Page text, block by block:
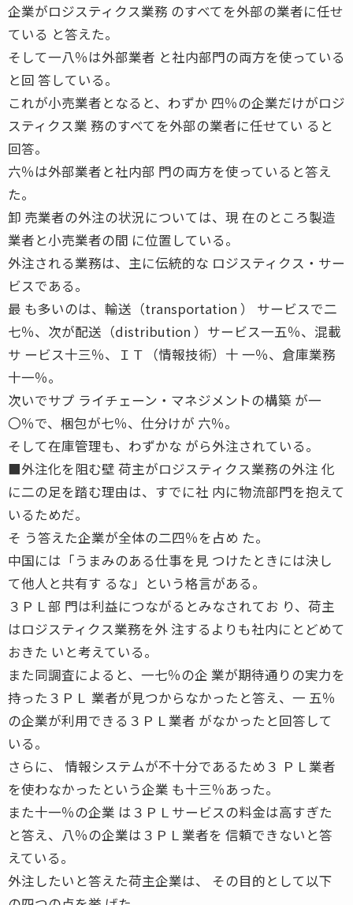
企業がロジスティクス業務 のすべてを外部の業者に任せ
ている と答えた。
そして一八％は外部業者 と社内部門の両方を使っている
と回 答している。
これが小売業者となると、わずか 四％の企業だけがロジ
スティクス業 務のすべてを外部の業者に任せてい ると
回答。
六％は外部業者と社内部 門の両方を使っていると答え
た。
卸 売業者の外注の状況については、現 在のところ製造
業者と小売業者の間 に位置している。
外注される業務は、主に伝統的な ロジスティクス・サー
ビスである。
最 も多いのは、輸送（transportation ） サービスで二
七％、次が配送（distribution ）サービス一五％、混載
サ ービス十三％、ＩＴ（情報技術）十 一％、倉庫業務
十一％。
次いでサプ ライチェーン・マネジメントの構築 が一
〇％で、梱包が七％、仕分けが 六％。
そして在庫管理も、わずかな がら外注されている。
■外注化を阻む壁 荷主がロジスティクス業務の外注 化
に二の足を踏む理由は、すでに社 内に物流部門を抱えて
いるためだ。
そ う答えた企業が全体の二四％を占め た。
中国には「うまみのある仕事を見 つけたときには決し
て他人と共有す るな」という格言がある。
３ＰＬ部 門は利益につながるとみなされてお り、荷主
はロジスティクス業務を外 注するよりも社内にとどめて
おきた いと考えている。
また同調査によると、一七％の企 業が期待通りの実力を
持った３ＰＬ 業者が見つからなかったと答え、一 五％
の企業が利用できる３ＰＬ業者 がなかったと回答して
いる。
さらに、 情報システムが不十分であるため３ ＰＬ業者
を使わなかったという企業 も十三％あった。
また十一％の企業 は３ＰＬサービスの料金は高すぎた
と答え、八％の企業は３ＰＬ業者を 信頼できないと答
えている。
外注したいと答えた荷主企業は、 その目的として以下